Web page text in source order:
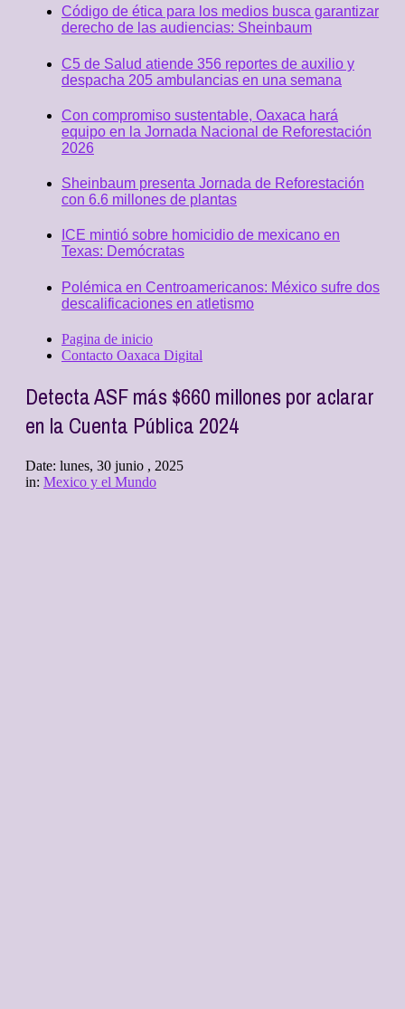
Código de ética para los medios busca garantizar
derecho de las audiencias: Sheinbaum
C5 de Salud atiende 356 reportes de auxilio y
despacha 205 ambulancias en una semana
Con compromiso sustentable, Oaxaca hará
equipo en la Jornada Nacional de Reforestación
2026
Sheinbaum presenta Jornada de Reforestación
con 6.6 millones de plantas
ICE mintió sobre homicidio de mexicano en
Texas: Demócratas
Polémica en Centroamericanos: México sufre dos
descalificaciones en atletismo
Pagina de inicio
Contacto Oaxaca Digital
Detecta ASF más $660 millones por aclarar
en la Cuenta Pública 2024
Date: lunes, 30 junio , 2025
in: Mexico y el Mundo